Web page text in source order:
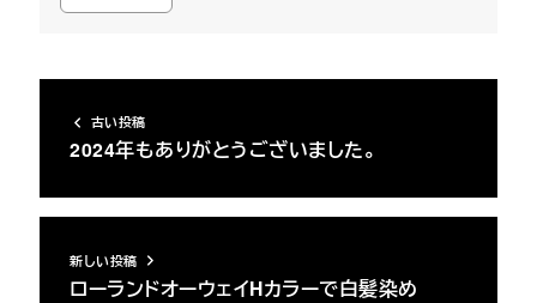
古い投稿
2024年もありがとうございました。
新しい投稿
ローランドオーウェイHカラーで白髪染め